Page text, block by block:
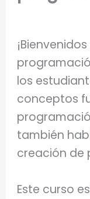
los
conceptos
también
creación de
Este curso